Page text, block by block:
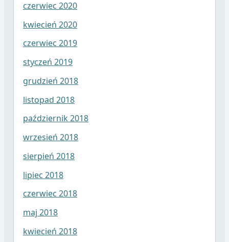
czerwiec 2020
kwiecień 2020
czerwiec 2019
styczeń 2019
grudzień 2018
listopad 2018
październik 2018
wrzesień 2018
sierpień 2018
lipiec 2018
czerwiec 2018
maj 2018
kwiecień 2018